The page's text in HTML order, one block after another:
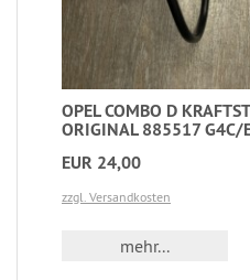
OPEL COMBO D
ORIGINAL 885517 G4C/
EUR 24,00
zzgl. Versandkosten
mehr...